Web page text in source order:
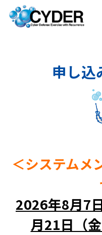
申し込
＜システムメ
2026年8月7
月21日（